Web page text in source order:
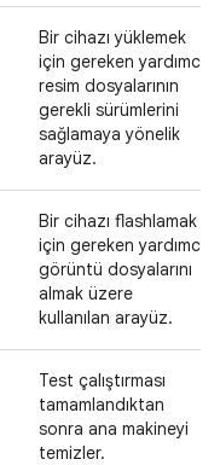
Bir cihazı yüklemek
için gereken yardımcı
resim dosyalarının
gerekli sürümlerini
sağlamaya yönelik
arayüz.
Bir cihazı flashlamak
için gereken yardımcı
görüntü dosyalarını
almak üzere
kullanılan arayüz.
Test çalıştırması
tamamlandıktan
sonra ana makineyi
temizler.